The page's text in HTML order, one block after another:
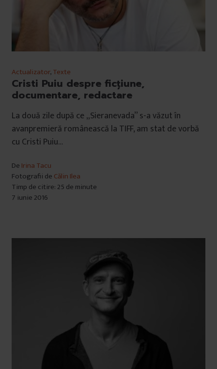
Actualizator,Texte
Cristi Puiu despre ficțiune,
documentare, redactare
La două zile după ce „Sieranevada” s-a văzut în
avanpremieră românească la TIFF, am stat de vorbă
cu Cristi Puiu…
De Irina Tacu
Fotografii de Călin Ilea
Timp de citire: 25 de minute
7 iunie 2016